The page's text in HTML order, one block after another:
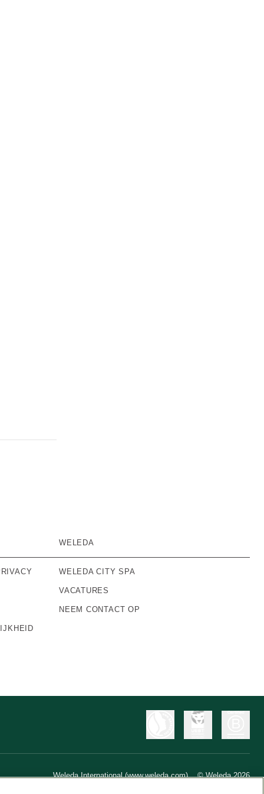
WELEDA
WELEDA CITY SPA
VACATURES
NEEM CONTACT OP
Weleda International (www.weleda.com) © Weleda 2026